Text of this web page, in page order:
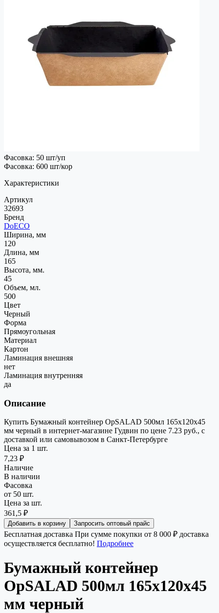
Фасовка: 50 шт/уп
Фасовка: 600 шт/кор
Характеристики
Артикул
32693
Бренд
DoECO
Ширина, мм
120
Длина, мм
165
Высота, мм.
45
Объем, мл.
500
Цвет
Черный
Форма
Прямоугольная
Материал
Картон
Ламинация внешняя
нет
Ламинация внутренняя
да
Описание
Купить Бумажный контейнер OpSALAD 500мл 165x120x45
мм черный в интернет-магазине Гудвин по цене 7.23 руб., с
доставкой или самовывозом в Санкт-Петербурге
Цена за 1 шт.
7,23 ₽
Наличие
В наличии
Фасовка
от 50 шт.
Цена за шт.
361,5 ₽
Добавить в корзину Запросить оптовый прайс
Бесплатная доставка При сумме покупки от 8 000 ₽ доставка
осуществляется бесплатно! Подробнее
Бумажный контейнер
OpSALAD 500мл 165x120x45
мм черный